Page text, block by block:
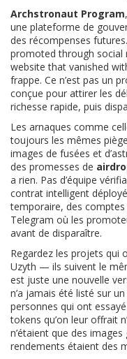
Archstronaut Program,
une plateforme de
des récompenses futures
promoted through social
website that vanished
frappe. Ce n’est pas un
conçue pour attirer les
richesse rapide, puis
Les arnaques comme
toujours les mêmes
images de fusées et
des promesses de
a rien. Pas d’équipe
contrat intelligent
temporaire, des
Telegram où les
avant de disparaître.
Regardez les projets qui
Uzyth — ils suivent le
est juste une nouvelle
n’a jamais été listé sur
personnes qui ont
tokens qu’on leur offrait
n’étaient que des
rendements étaient des